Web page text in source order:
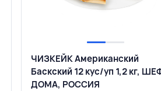
ЧИЗКЕЙК Американский
Баскский 12 кус/уп 1,2 кг,
ДОМА, РОССИЯ